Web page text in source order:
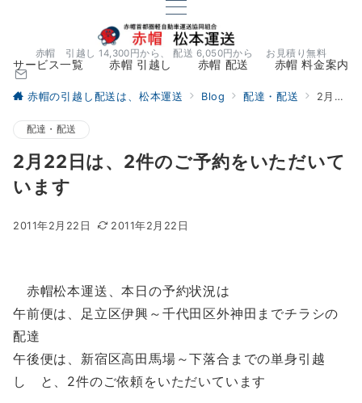
赤帽 引越し 14,300円から、 配送 6,050円から お見積り無料
サービス一覧 赤帽 引越し 赤帽 配送 赤帽 料金案内
赤帽の引越し配送は、松本運送 Blog 配達・配送 2月22日は、2件のご予約をいただいています
配達・配送
2月22日は、2件のご予約をいただいて
います
2011年2月22日 2011年2月22日
赤帽松本運送、本日の予約状況は
午前便は、足立区伊興～千代田区外神田までチラシの
配達
午後便は、新宿区高田馬場～下落合までの単身引越
し と、2件のご依頼をいただいています